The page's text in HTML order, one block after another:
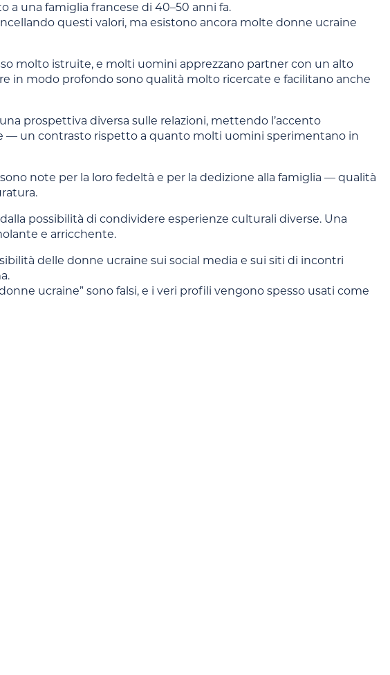
a una famiglia francese di 40–50 anni fa.
questi valori, ma esistono ancora molte donne ucraine
molto istruite, e molti uomini apprezzano partner con un alto
in modo profondo sono qualità molto ricercate e facilitano anche
prospettiva diversa sulle relazioni, mettendo l’accento
— un contrasto rispetto a quanto molti uomini sperimentano in
note per la loro fedeltà e per la dedizione alla famiglia — qualità
possibilità di condividere esperienze culturali diverse. Una
e arricchente.
delle donne ucraine sui social media e sui siti di incontri
ucraine” sono falsi, e i veri profili vengono spesso usati come